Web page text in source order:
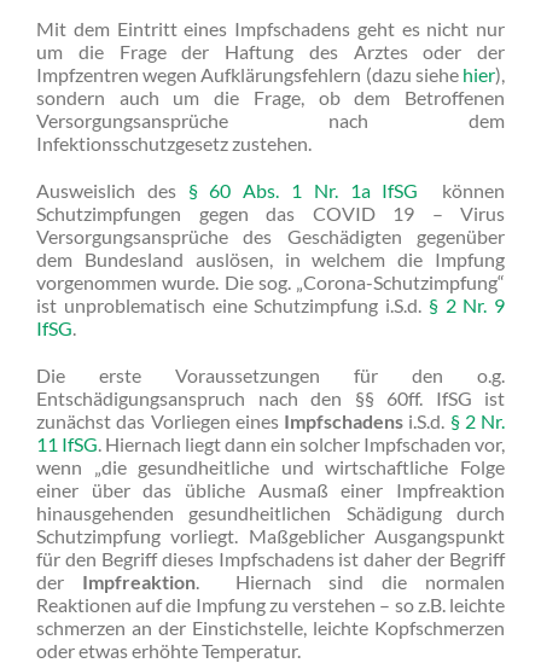
Mit dem Eintritt eines Impfschadens geht es nicht nur
um die Frage der Haftung des Arztes oder der
Impfzentren wegen Aufklärungsfehlern (dazu siehe hier),
sondern auch um die Frage, ob dem Betroffenen
Versorgungsansprüche nach dem
Infektionsschutzgesetz zustehen.
Ausweislich des § 60 Abs. 1 Nr. 1a IfSG
können
Schutzimpfungen gegen das COVID 19 – Virus
Versorgungsansprüche des Geschädigten gegenüber
dem Bundesland auslösen, in welchem die Impfung
vorgenommen wurde. Die sog. „Corona-Schutzimpfung“
ist unproblematisch eine Schutzimpfung i.S.d. § 2 Nr. 9
IfSG.
Die erste Voraussetzungen für den o.g.
Entschädigungsanspruch nach den §§ 60ff. IfSG ist
zunächst das Vorliegen eines Impfschadens i.S.d. § 2 Nr.
11 IfSG. Hiernach liegt dann ein solcher Impfschaden vor,
wenn „die gesundheitliche und wirtschaftliche Folge
einer über das übliche Ausmaß einer Impfreaktion
hinausgehenden gesundheitlichen Schädigung durch
Schutzimpfung vorliegt. Maßgeblicher Ausgangspunkt
für den Begriff dieses Impfschadens ist daher der Begriff
der Impfreaktion. Hiernach sind die normalen
Reaktionen auf die Impfung zu verstehen – so z.B. leichte
schmerzen an der Einstichstelle, leichte Kopfschmerzen
oder etwas erhöhte Temperatur.